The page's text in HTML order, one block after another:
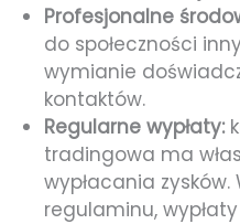
Profesjonalne
do społeczności
wymianie
kontaktów.
Regularne wypłaty:
tradingowa ma
wypłacania zysków.
regulaminu,